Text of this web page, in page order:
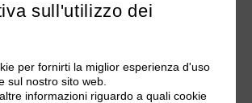
sull'utilizzo dei
per fornirti la miglior esperienza d'uso
sul nostro sito web.
informazioni riguardo a quali cookie